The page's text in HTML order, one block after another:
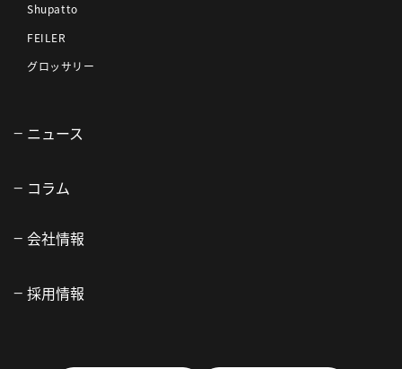
Shupatto
FEILER
グロッサリー
ニュース
コラム
会社情報
採用情報